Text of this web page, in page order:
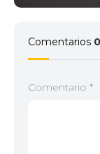
4 <img
Comentarios 0
Comentario *